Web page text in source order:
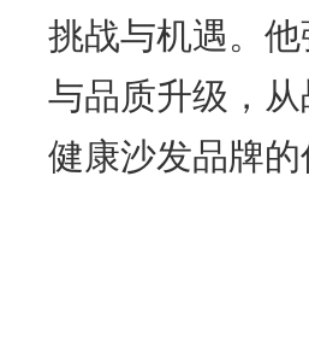
挑战与机遇。
与品质升级，
健康沙发品牌的